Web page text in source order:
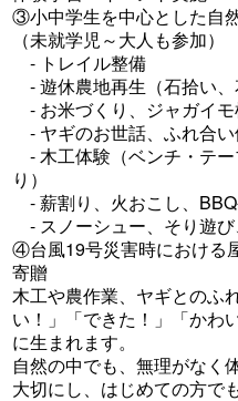
③小中学生を中心とした自
（未就学児～大人も参加）
- トレイル整備
- 遊休農地再生（石拾い、
- お米づくり、ジャガイ
- ヤギのお世話、ふれ合
- 木工体験（ベンチ・テ
り）
- 薪割り、火おこし、
- スノーシュー、そり遊
④台風19号災害時における
寄贈
木工や農作業、ヤギとのふ
い！」「できた！」「かわ
に生まれます。
自然の中でも、無理がなく
大切にし、はじめての方で